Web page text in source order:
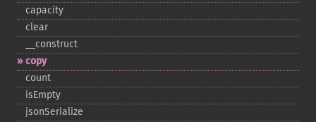
capacity
clear
_​_​construct
copy
count
isEmpty
jsonSerialize